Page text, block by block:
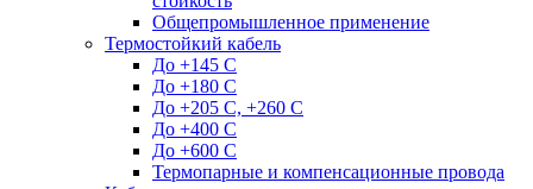
Общепромышленное применение
Термостойкий кабель
До +145 С
До +180 C
До +205 С, +260 С
До +400 C
До +600 С
Термопарные и компенсационные провода